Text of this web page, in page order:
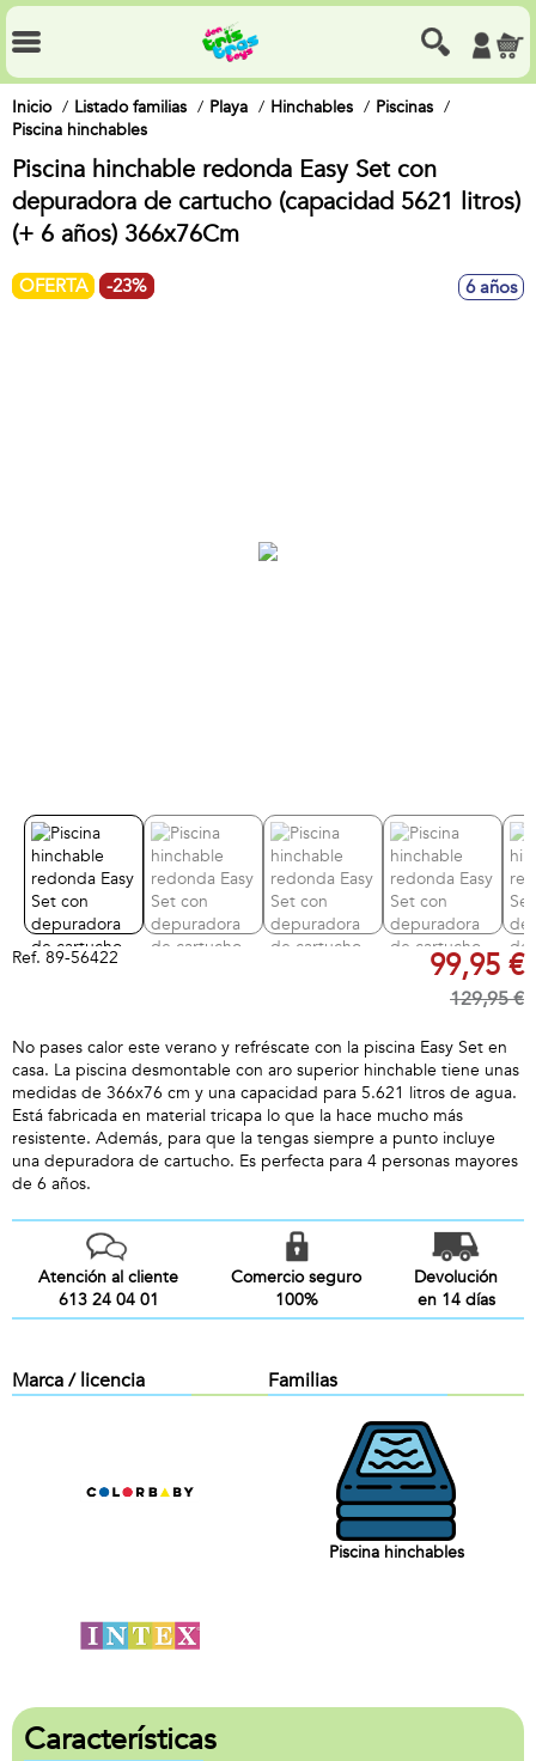
Inicio Listado familias Playa Hinchables
Piscinas
Piscina hinchables
Piscina hinchable redonda Easy Set con
depuradora de cartucho (capacidad 5621 litros)
(+ 6 años) 366x76Cm
OFERTA -23% 6 años
Ref. 89-56422 99,95 €
129,95 €
No pases calor este verano y refréscate con la piscina Easy Set en
casa. La piscina desmontable con aro superior hinchable tiene unas
medidas de 366x76 cm y una capacidad para 5.621 litros de agua.
Está fabricada en material tricapa lo que la hace mucho más
resistente. Además, para que la tengas siempre a punto incluye
una depuradora de cartucho. Es perfecta para 4 personas mayores
de 6 años.
Atención al cliente
613 24 04 01
Comercio seguro
100%
Devolución
en 14 días
Marca / licencia Familias
Piscina hinchables
Características